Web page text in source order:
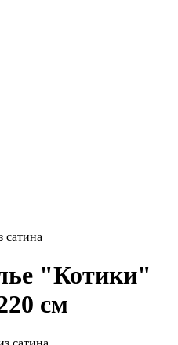
сатина
"Котики"
см